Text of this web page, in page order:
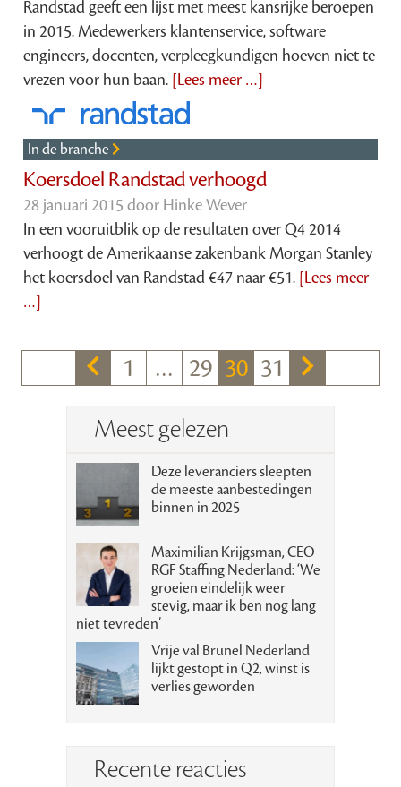
Randstad geeft een lijst met meest kansrijke beroepen
in 2015. Medewerkers klantenservice, software
engineers, docenten, verpleegkundigen hoeven niet te
vrezen voor hun baan. [Lees meer …]
In de branche
Koersdoel Randstad verhoogd
28 januari 2015 door Hinke Wever
In een vooruitblik op de resultaten over Q4 2014
verhoogt de Amerikaanse zakenbank Morgan Stanley
het koersdoel van Randstad €47 naar €51. [Lees meer
…]
1 … 29 30 31
Meest gelezen
Deze leveranciers sleepten
de meeste aanbestedingen
binnen in 2025
Maximilian Krijgsman, CEO
RGF Staffing Nederland: ‘We
groeien eindelijk weer
stevig, maar ik ben nog lang
niet tevreden’
Vrije val Brunel Nederland
lijkt gestopt in Q2, winst is
verlies geworden
Recente reacties